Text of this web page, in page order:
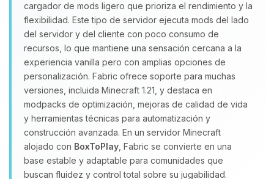
cargador de mods ligero que prioriza el rendimiento y la
flexibilidad. Este tipo de servidor ejecuta mods del lado
del servidor y del cliente con poco consumo de
recursos, lo que mantiene una sensación cercana a la
experiencia vanilla pero con amplias opciones de
personalización. Fabric ofrece soporte para muchas
versiones, incluida Minecraft 1.21, y destaca en
modpacks de optimización, mejoras de calidad de vida
y herramientas técnicas para automatización y
construcción avanzada. En un servidor Minecraft
alojado con BoxToPlay , Fabric se convierte en una
base estable y adaptable para comunidades que
buscan fluidez y control total sobre su jugabilidad.
Yupi, por fin alguien con quien
hablar! Soy Choupy, tu pequeno
asistente de BoxToPlay. Cuentame
que necesitas y moveré mis
pequenos circuitos para ayudarte.
07/08/2026 22:42